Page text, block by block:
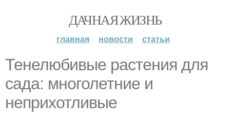
ДАЧНАЯ ЖИЗНЬ
главная новости статьи
Тенелюбивые растения для
сада: многолетние и
неприхотливые